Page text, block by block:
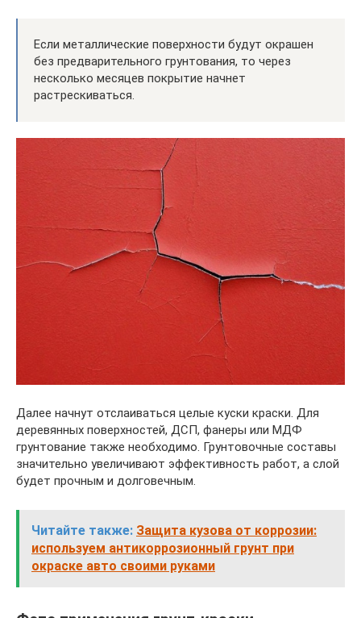
Если металлические поверхности будут окрашен
без предварительного грунтования, то через
несколько месяцев покрытие начнет
растрескиваться.
Далее начнут отслаиваться целые куски краски. Для
деревянных поверхностей, ДСП, фанеры или МДФ
грунтование также необходимо. Грунтовочные составы
значительно увеличивают эффективность работ, а слой
будет прочным и долговечным.
Читайте также: Защита кузова от коррозии:
используем антикоррозионный грунт при
окраске авто своими руками